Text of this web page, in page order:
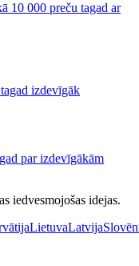
10 000 preču tagad ar
izdevīgāk
par izdevīgākām
iedvesmojošas idejas.
LietuvaLatvija